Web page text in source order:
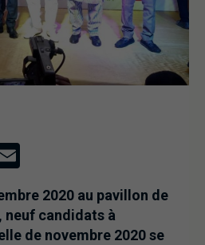
2020 au pavillon de
neuf candidats à
de novembre 2020 se